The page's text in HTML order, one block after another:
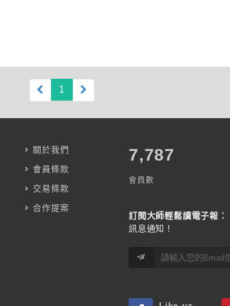
1 (current)
關於我們
會員條款
交易條款
合作提案
7,787
會員數
訂閱大師輕鬆讀電子報：
訊息通知！